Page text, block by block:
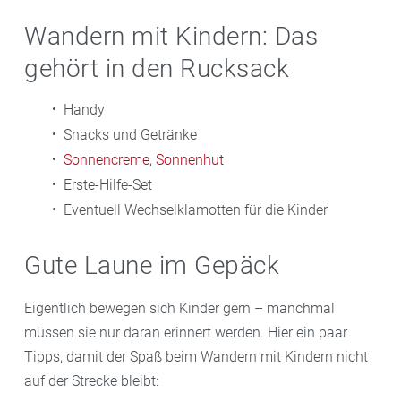
Wandern mit Kindern: Das
gehört in den Rucksack
Handy
Snacks und Getränke
Sonnencreme, Sonnenhut
Erste-Hilfe-Set
Eventuell Wechselklamotten für die Kinder
Gute Laune im Gepäck
Eigentlich bewegen sich Kinder gern – manchmal
müssen sie nur daran erinnert werden. Hier ein paar
Tipps, damit der Spaß beim Wandern mit Kindern nicht
auf der Strecke bleibt: